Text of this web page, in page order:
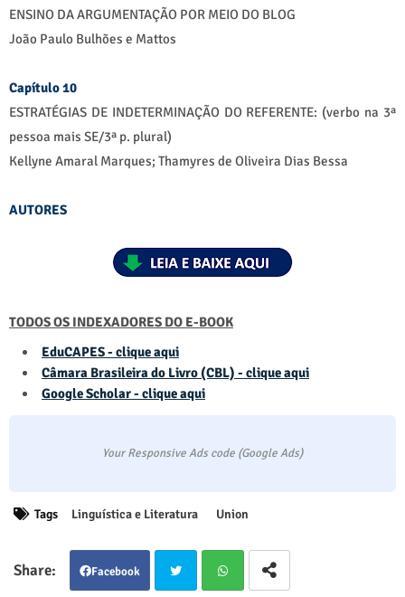
ENSINO DA ARGUMENTAÇÃO POR MEIO DO BLOG
João Paulo Bulhões e Mattos
Capítulo 10
ESTRATÉGIAS DE INDETERMINAÇÃO DO REFERENTE: (verbo na 3ª
pessoa mais SE/3ª p. plural)
Kellyne Amaral Marques; Thamyres de Oliveira Dias Bessa
AUTORES
TODOS OS INDEXADORES DO E-BOOK
EduCAPES - clique aqui
Câmara Brasileira do Livro (CBL) - clique aqui
Google Scholar - clique aqui
Your Responsive Ads code (Google Ads)
Tags Linguística e Literatura Union
Facebook